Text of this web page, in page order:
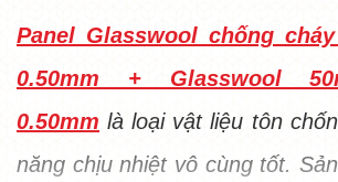
Panel Glasswool chống
0.50mm + Glasswool
0.50mm là loại vật liệu tôn
năng chịu nhiệt vô cùng tốt.